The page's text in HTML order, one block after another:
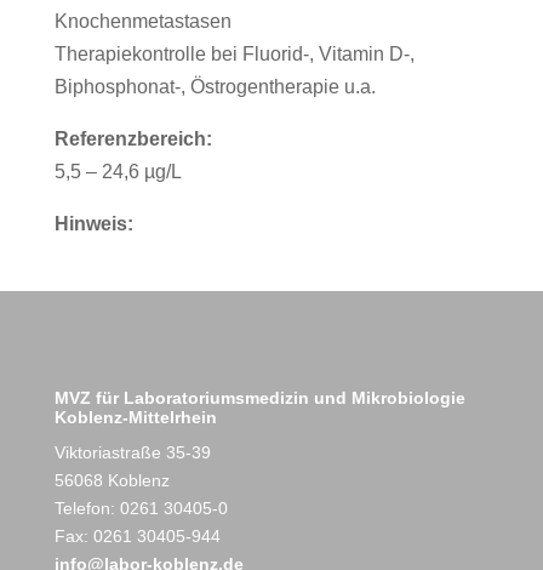
Knochenmetastasen
Therapiekontrolle bei Fluorid-, Vitamin D-,
Biphosphonat-, Östrogentherapie u.a.
Referenzbereich:
5,5 – 24,6 µg/L
Hinweis:
MVZ für Laboratoriumsmedizin und Mikrobiologie
Koblenz-Mittelrhein
Viktoriastraße 35-39
56068 Koblenz
Telefon: 0261 30405-0
Fax: 0261 30405-944
info@labor-koblenz.de